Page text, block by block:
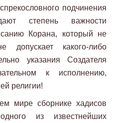
подчинения
степень важности
Корана, который не
какого-либо
указания Создателя
к исполнению,
религии!
мире сборнике хадисов
из известнейших